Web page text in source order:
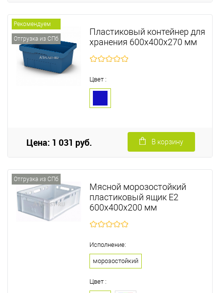
Рекомендуем
Отгрузка из СПб
Пластиковый контейнер для
хранения 600х400х270 мм
Цвет :
Цена: 1 031 руб. В корзину
Отгрузка из СПб
Мясной морозостойкий
пластиковый ящик Е2
600х400х200 мм
Исполнение:
морозостойкий
Цвет :